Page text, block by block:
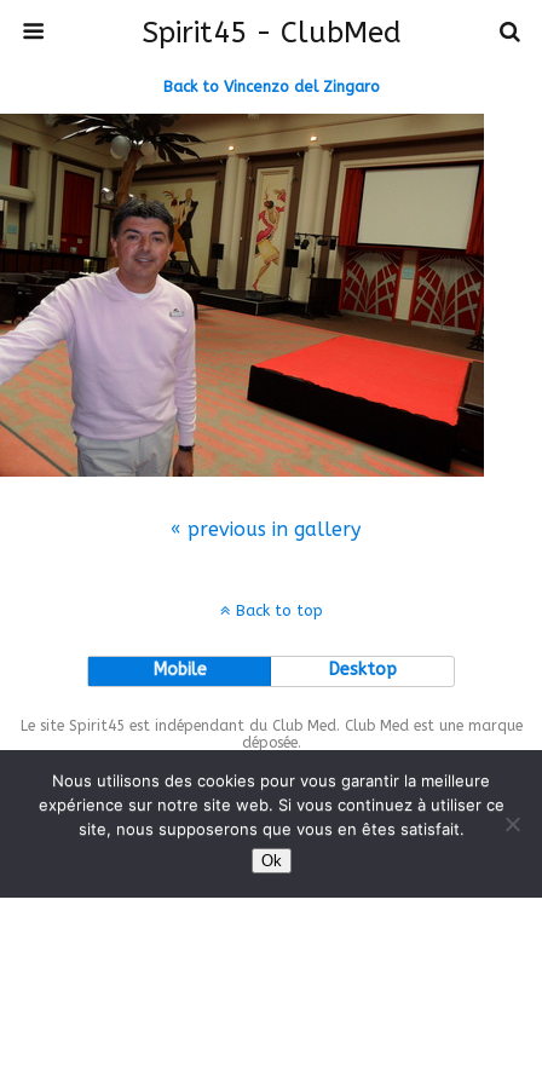
Spirit45 - ClubMed
Back to Vincenzo del Zingaro
« previous in gallery
Back to top
Mobile Desktop
Le site Spirit45 est indépendant du Club Med. Club Med est une marque
déposée.
This site is protected bywp-copyrightpro.com
Nous utilisons des cookies pour vous garantir la meilleure
expérience sur notre site web. Si vous continuez à utiliser ce
site, nous supposerons que vous en êtes satisfait.
Ok